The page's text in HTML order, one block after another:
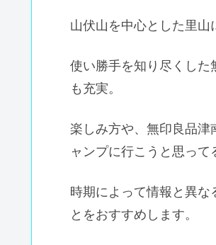
山伏山を中心とした里山
使い勝手を知り尽くした
も充実。
楽しみ方や、無印良品津
ャンプに行こうと思って
時期によって情報と異な
とをおすすめします。